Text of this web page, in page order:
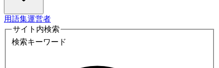
用語集運営者
サイト内検索
検索キーワード